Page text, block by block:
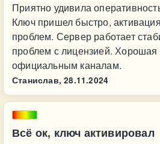
Приятно удивила
Ключ пришел быстро,
проблем. Сервер работает
проблем с лицензией. Хорошая
официальным каналам.
Станислав, 28.11.2024
Всё ок, ключ активировал